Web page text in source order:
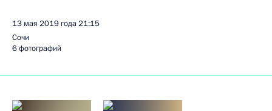
13 мая 2019 года21:15
Сочи
6 фотографий